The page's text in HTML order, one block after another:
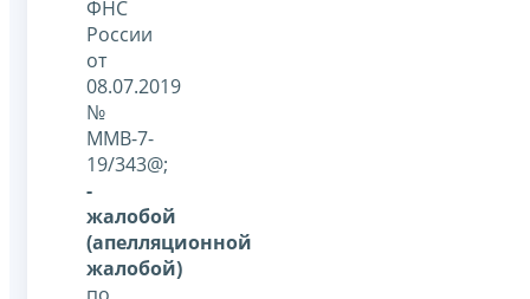
ФНС
России
от
08.07.2019
№
ММВ-7-
19/343@;
-
жалобой
(апелляционной
жалобой)